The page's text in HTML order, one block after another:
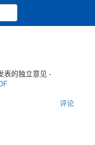
表的独立意见 -
评论